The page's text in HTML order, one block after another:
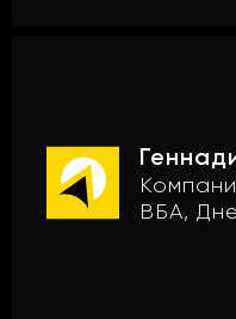
ВБА,